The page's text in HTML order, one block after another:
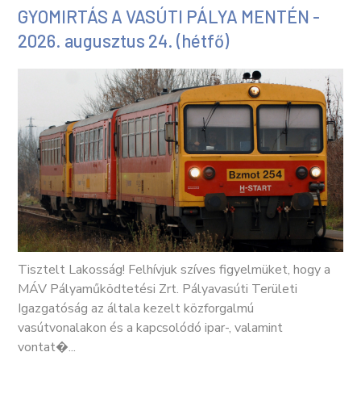
GYOMIRTÁS A VASÚTI PÁLYA MENTÉN -
2026. augusztus 24. (hétfő)
Tisztelt Lakosság! Felhívjuk szíves figyelmüket, hogy a
MÁV Pályaműködtetési Zrt. Pályavasúti Területi
Igazgatóság az általa kezelt közforgalmú
vasútvonalakon és a kapcsolódó ipar-, valamint
vontat�...